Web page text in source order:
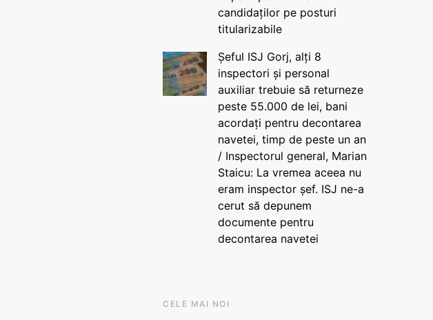
candidaților pe posturi
titularizabile
Șeful ISJ Gorj, alți 8
inspectori și personal
auxiliar trebuie să returneze
peste 55.000 de lei, bani
acordați pentru decontarea
navetei, timp de peste un an
/ Inspectorul general, Marian
Staicu: La vremea aceea nu
eram inspector șef. ISJ ne-a
cerut să depunem
documente pentru
decontarea navetei
CELE MAI NOI